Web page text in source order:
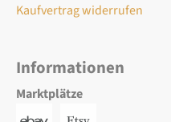
Kaufvertrag widerrufen
Informationen
Marktplätze